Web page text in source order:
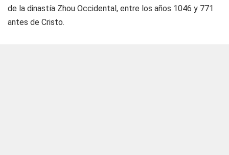
de la dinastía Zhou Occidental, entre los años 1046 y 771
antes de Cristo.